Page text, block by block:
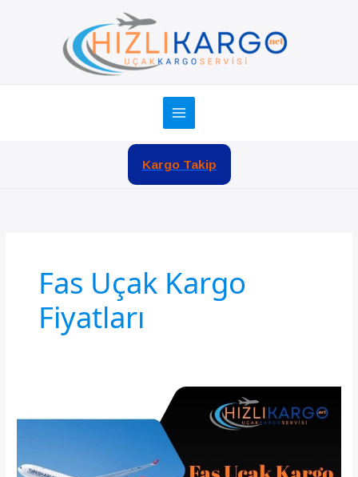
Kargo Takip
Fas Uçak Kargo
Fiyatları